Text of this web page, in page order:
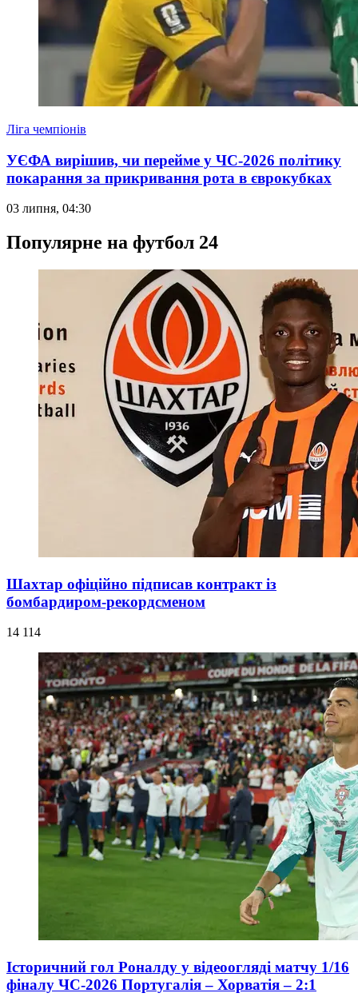
Ліга чемпіонів
УЄФА вирішив, чи перейме у ЧС-2026 політику
покарання за прикривання рота в єврокубках
03 липня, 04:30
Популярне на футбол 24
Шахтар офіційно підписав контракт із
бомбардиром-рекордсменом
14 114
Історичний гол Роналду у відеоогляді матчу 1/16
фіналу ЧС-2026 Португалія – Хорватія – 2:1